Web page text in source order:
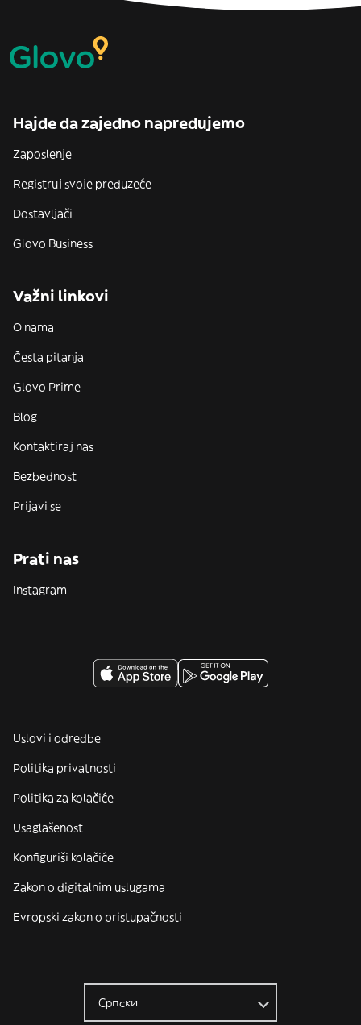
Hajde da zajedno napredujemo
Zaposlenje
Registruj svoje preduzeće
Dostavljači
Glovo Business
Važni linkovi
O nama
Česta pitanja
Glovo Prime
Blog
Kontaktiraj nas
Bezbednost
Prijavi se
Prati nas
Instagram
Uslovi i odredbe
Politika privatnosti
Politika za kolačiće
Usaglašenost
Konfiguriši kolačiće
Zakon o digitalnim uslugama
Evropski zakon o pristupačnosti